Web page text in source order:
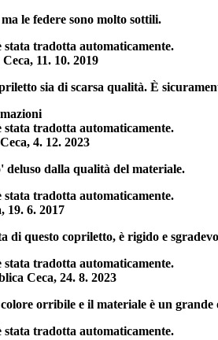
le federe sono molto sottili.
stata tradotta automaticamente.
, 11. 10. 2019
sia di scarsa qualità. È
stata tradotta automaticamente.
, 4. 12. 2023
deluso dalla qualità del materiale.
stata tradotta automaticamente.
, 19. 6. 2017
di questo copriletto, è rigido e
stata tradotta automaticamente.
Ceca, 24. 8. 2023
orribile e il materiale è un
stata tradotta automaticamente.